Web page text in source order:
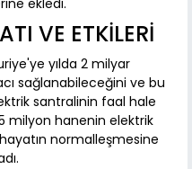
ekledi.
VE ETKİLERİ
yılda 2 milyar
sağlanabileceğini ve bu
santralinin faal hale
milyon hanenin elektrik
normalleşmesine